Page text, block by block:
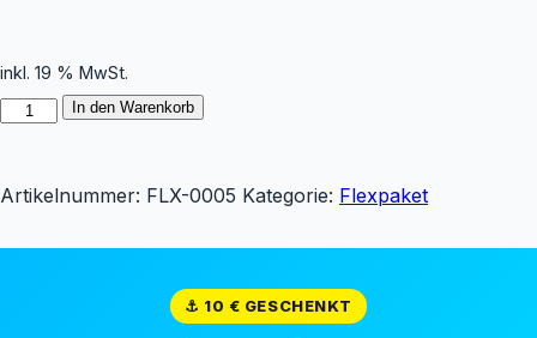
inkl. 19 % MwSt.
In den Warenkorb
Artikelnummer: FLX-0005 Kategorie: Flexpaket
⚓ 10 € GESCHENKT